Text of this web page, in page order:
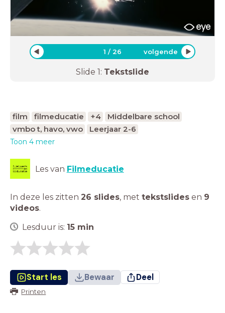
1 /26 volgende
Slide 1: Tekstslide
film filmeducatie +4
Middelbare school
vmbo t, havo, vwo
Leerjaar 2-6
Toon 4 meer
Les van Filmeducatie
In deze les zitten 26 slides, met tekstslides en 9
videos.
Lesduur is: 15 min
Start les Bewaar Deel
Printen